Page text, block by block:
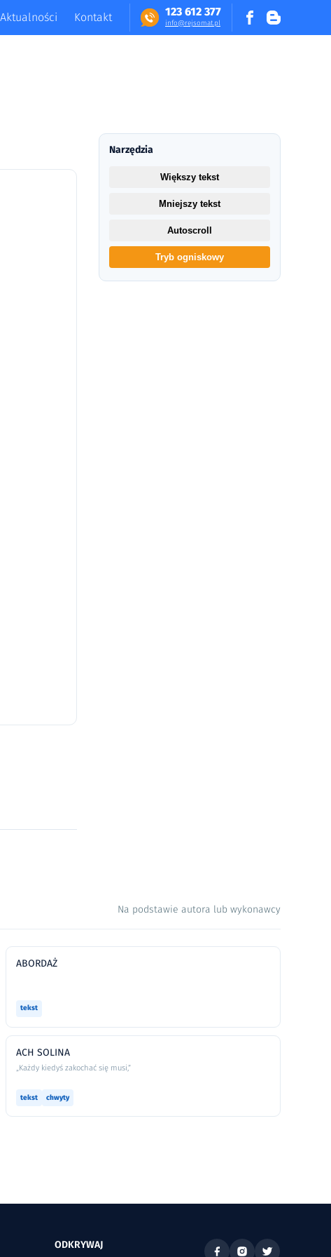
123 612 377
in​fo​@​​rej​somat​.​pl
Aktualności Kontakt
Narzędzia
Większy tekst
Mniejszy tekst
Autoscroll
Tryb ogniskowy
Na podstawie autora lub wykonawcy
ABORDAŻ
tekst
ACH SOLINA
„Każdy kiedyś zakochać się musi,”
tekst chwyty
ODKRYWAJ